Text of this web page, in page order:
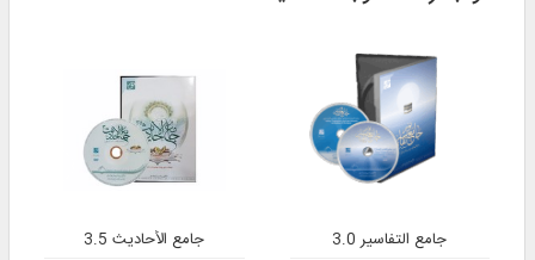
جامع التفاسير 3.0
جامع الأحاديث 3.5